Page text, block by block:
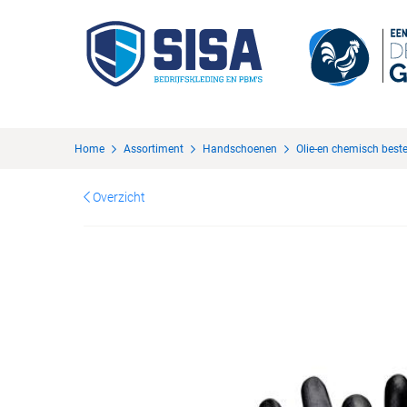
Home Assortiment Handschoenen Olie-en chemisch
Overzicht